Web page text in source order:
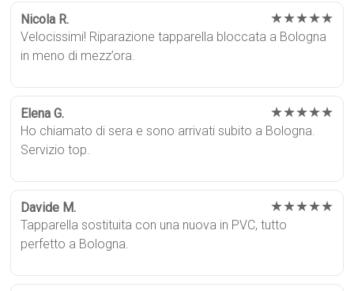
Nicola R. ★★★★★
Velocissimi! Riparazione tapparella bloccata a Bologna
in meno di mezz’ora.
Elena G. ★★★★★
Ho chiamato di sera e sono arrivati subito a Bologna.
Servizio top.
Davide M. ★★★★★
Tapparella sostituita con una nuova in PVC, tutto
perfetto a Bologna.